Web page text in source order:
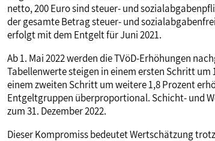
netto, 200 Euro sind steuer- und
der gesamte Betrag steuer- und
erfolgt mit dem Entgelt für Juni 2021.
Ab 1. Mai 2022 werden die TVöD-Erhöhungen
Tabellenwerte steigen in einem ersten Schritt um
einem zweiten Schritt um weitere 1,8 Prozent
Entgeltgruppen überproportional. Schicht- und
zum 31. Dezember 2022.
Dieser Kompromiss bedeutet Wertschätzung